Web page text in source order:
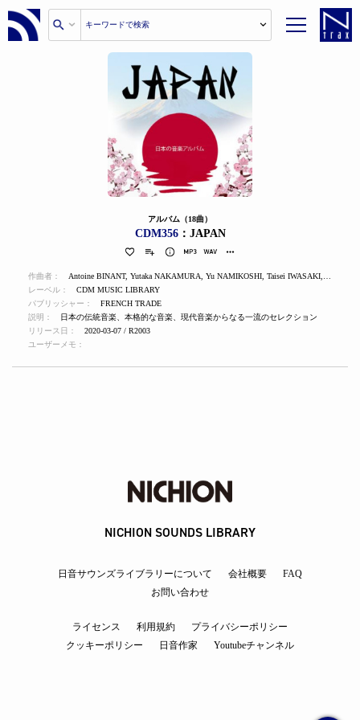
アルバム（18曲）
CDM356：JAPAN
作曲者： Antoine BINANT, Yutaka NAKAMURA Yu NAMIKOSHI Taisei IWASAKI
レーベル：
CDM MUSIC LIBRARY
パブリッシャー：
FRENCH TRADE
説明：
日本の伝統音楽、本格的な音楽、現代音楽からなる一流のセレクション
リリース日：
2020-03-07 / R2003
ユーザーメモ：
NICHION SOUNDS LIBRARY
日音サウンズライブラリーについて 会社概要
FAQ
お問い合わせ
ライセンス 利用規約
プライバシーポリシー
クッキーポリシー
日音作家 Youtubeチャンネル